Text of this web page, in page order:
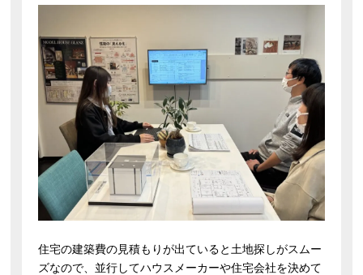
住宅の建築費の見積もりが出ていると土地探しがスムー
ズなので、並行してハウスメーカーや住宅会社を決めて